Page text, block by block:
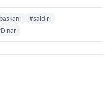
#saldırı